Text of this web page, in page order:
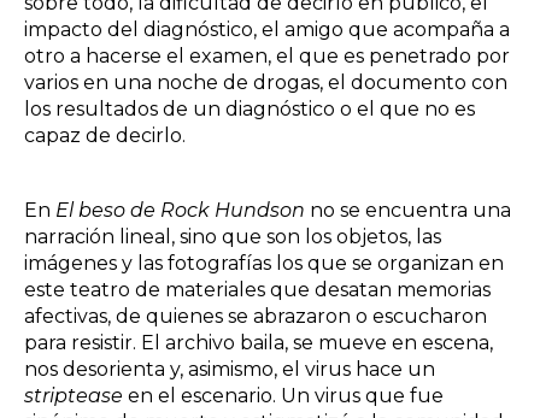
impacto del diagnóstico, el amigo que acompaña a
otro a hacerse el examen, el que es penetrado por
varios en una noche de drogas, el documento con
los resultados de un diagnóstico o el que no es
capaz de decirlo.
En El beso de Rock Hundson no se encuentra una
narración lineal, sino que son los objetos, las
imágenes y las fotografías los que se organizan en
este teatro de materiales que desatan memorias
afectivas, de quienes se abrazaron o escucharon
para resistir. El archivo baila, se mueve en escena,
nos desorienta y, asimismo, el virus hace un
striptease en el escenario. Un virus que fue